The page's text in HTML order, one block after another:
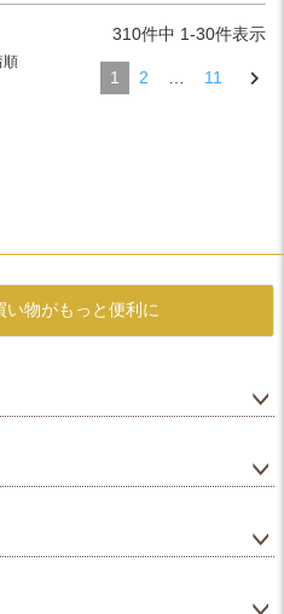
順
310件中 1-30件表示
1 2 11
い物がもっと便利に